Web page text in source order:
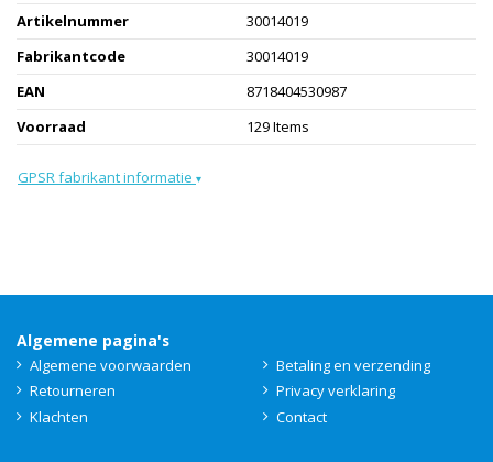
Artikelnummer
30014019
Fabrikantcode
30014019
EAN
8718404530987
Voorraad
129 Items
GPSR fabrikant informatie ▾
Algemene pagina's
Algemene voorwaarden
Betaling en verzending
Retourneren
Privacy verklaring
Klachten
Contact